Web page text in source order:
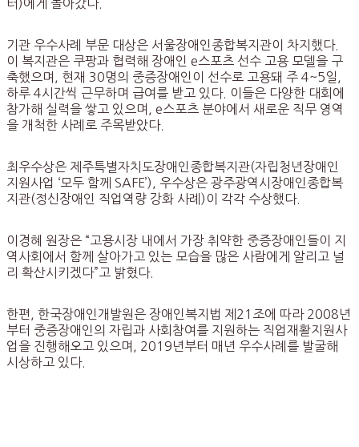
터)에게 돌아갔다.
기관 우수사례 부문 대상은 서울장애인종합복지관이 차지했다.
이 복지관은 쿠팡과 협력해 장애인 e스포츠 선수 고용 모델을 구
축했으며, 현재 30명의 중증장애인이 선수로 고용돼 주 4~5일,
하루 4시간씩 근무하며 급여를 받고 있다. 이들은 다양한 대회에
참가해 실력을 쌓고 있으며, e스포츠 분야에서 새로운 직무 영역
을 개척한 사례로 주목받았다.
최우수상은 제주특별자치도장애인종합복지관(자립청년장애인
지원사업 ‘모두 함께 SAFE’), 우수상은 광주광역시장애인종합복
지관(정신장애인 직업역량 강화 사례)이 각각 수상했다.
이경혜 원장은 “고용시장 내에서 가장 취약한 중증장애인들이 지
역사회에서 함께 살아가고 있는 모습을 많은 사람에게 알리고 널
리 확산시키겠다”고 밝혔다.
한편, 한국장애인개발원은 장애인복지법 제21조에 따라 2008년
부터 중증장애인의 자립과 사회참여를 지원하는 직업재활지원사
업을 진행해오고 있으며, 2019년부터 매년 우수사례를 발굴해
시상하고 있다.